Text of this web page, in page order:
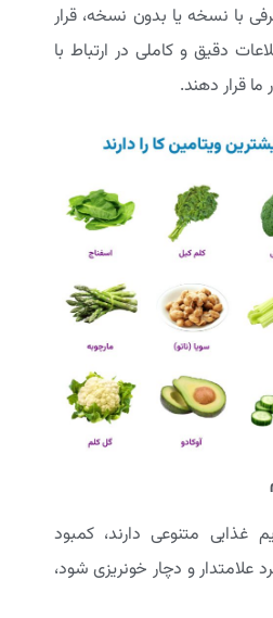
با نسخه یا بدون نسخه، قرار
دقیق و کاملی در ارتباط با
ما قرار دهند.
غذایی متنوعی دارند، کمبود
علامتدار و دچار خونریزی شود،